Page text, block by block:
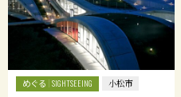
めぐる SIGHTSEEING 小松市